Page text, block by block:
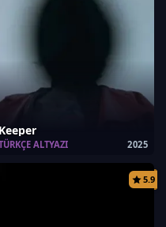
Keeper
2025
ALTYAZI
5.9